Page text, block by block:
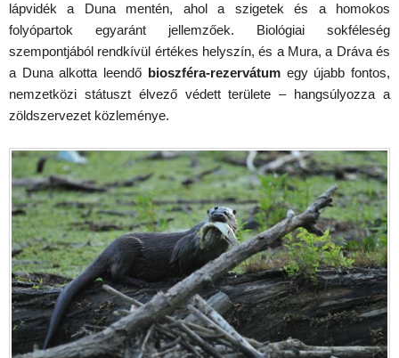
lápvidék a Duna mentén, ahol a szigetek és a homokos
folyópartok egyaránt jellemzőek. Biológiai sokféleség
szempontjából rendkívül értékes helyszín, és a Mura, a Dráva és
a Duna alkotta leendő bioszféra-rezervátumegy újabb fontos,
nemzetközi státuszt élvező védett területe – hangsúlyozza a
zöldszervezet közleménye.